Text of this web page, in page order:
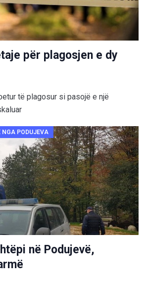
për plagosjen e dy
të plagosur si pasojë e një
NGA PODUJEVA
në Podujevë,